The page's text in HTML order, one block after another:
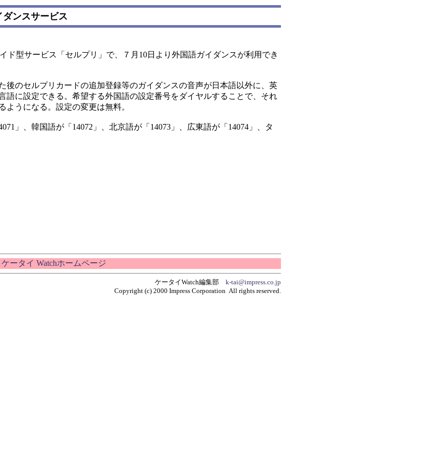
ンスサービス
型サービス「セルプリ」で、７月10日より外国語ガイダンスが利用でき
のセルプリカードの追加登録等のガイダンスの音声が日本語以外に、英
語に設定できる。希望する外国語の設定番号をダイヤルすることで、それ
ようになる。設定の変更は無料。
」、韓国語が「14072」、北京語が「14073」、広東語が「14074」、タ
ケータイ Watchホームページ
ケータイWatch編集部 k-tai@impress.co.jp
Copyright (c) 2000 Impress Corporation All rights reserved.